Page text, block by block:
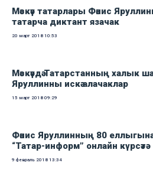
Мәскәү татарлары Фәнис
татарча диктант язачак
20 март 2018 10:53
Мәскәүдә Татарстанның халык
Яруллинны искә алачаклар
15 март 2018 09:29
Фәнис Яруллинның 80
“Татар-информ” онлайн күрсәтә
9 февраль 2018 13:34